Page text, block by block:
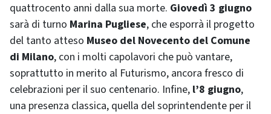
quattrocento anni dalla sua morte. Giovedì 3 giugno
sarà di turno Marina Pugliese, che esporrà il progetto
del tanto atteso Museo del Novecento del Comune
di Milano, con i molti capolavori che può vantare,
soprattutto in merito al Futurismo, ancora fresco di
celebrazioni per il suo centenario. Infine, l’8 giugno,
una presenza classica, quella del soprintendente per il